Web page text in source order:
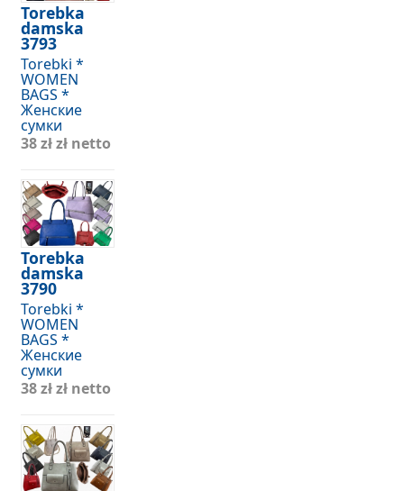
Torebka
damska
3793
Torebki *
WOMEN
BAGS *
Женские
сумки
38 złzł netto
Torebka
damska
3790
Torebki *
WOMEN
BAGS *
Женские
сумки
38 złzł netto